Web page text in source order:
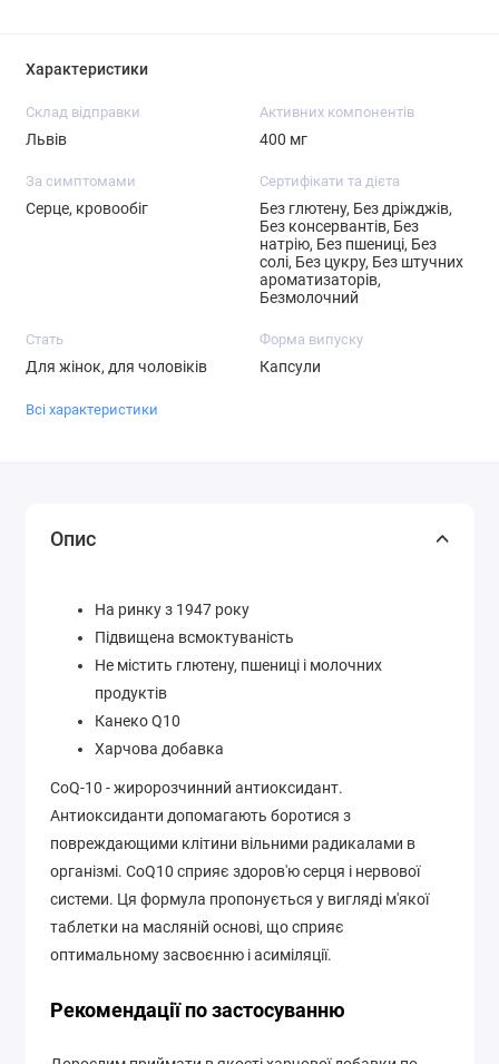
Характеристики
Склад відправки
Львів
Активних компонентів
400 мг
За симптомами
Серце, кровообіг
Сертифікати та дієта
Без глютену, Без дріжджів,
Без консервантів, Без
натрію, Без пшениці, Без
солі, Без цукру, Без штучних
ароматизаторів,
Безмолочний
Стать
Для жінок, для чоловіків
Форма випуску
Капсули
Всі характеристики
Опис
На ринку з 1947 року
Підвищена всмоктуваність
Не містить глютену, пшениці і молочних
продуктів
Канеко Q10
Харчова добавка
CoQ-10 - жиророзчинний антиоксидант.
Антиоксиданти допомагають боротися з
повреждающими клітини вільними радикалами в
організмі. CoQ10 сприяє здоров'ю серця і нервової
системи. Ця формула пропонується у вигляді м'якої
таблетки на масляній основі, що сприяє
оптимальному засвоєнню і асиміляції.
Рекомендації по застосуванню